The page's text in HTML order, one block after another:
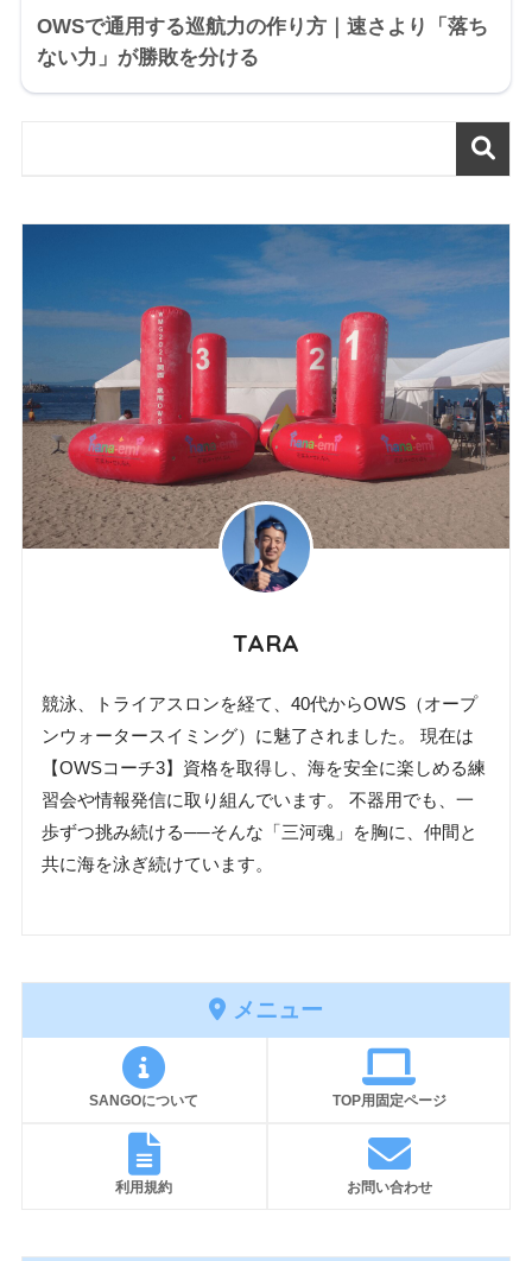
OWSで通用する巡航力の作り方｜速さより「落ち
ない力」が勝敗を分ける
TARA
競泳、トライアスロンを経て、40代からOWS（オープ
ンウォータースイミング）に魅了されました。 現在は
【OWSコーチ3】資格を取得し、海を安全に楽しめる練
習会や情報発信に取り組んでいます。 不器用でも、一
歩ずつ挑み続ける──そんな「三河魂」を胸に、仲間と
共に海を泳ぎ続けています。
メニュー
SANGOについて TOP用固定ページ
利用規約 お問い合わせ